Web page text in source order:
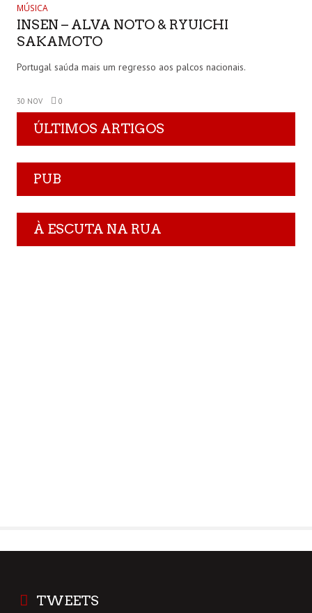
MÚSICA
INSEN – ALVA NOTO & RYUICHI
SAKAMOTO
Portugal saúda mais um regresso aos palcos nacionais.
30 NOV 0
ÚLTIMOS ARTIGOS
PUB
À ESCUTA NA RUA
TWEETS